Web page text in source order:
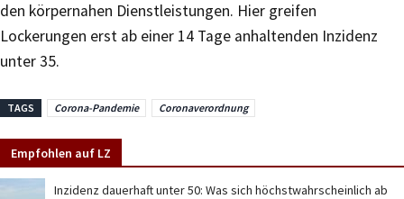
den körpernahen Dienstleistungen. Hier greifen
Lockerungen erst ab einer 14 Tage anhaltenden Inzidenz
unter 35.
TAGS Corona-Pandemie Coronaverordnung
Empfohlen auf LZ
Inzidenz dauerhaft unter 50: Was sich höchstwahrscheinlich ab